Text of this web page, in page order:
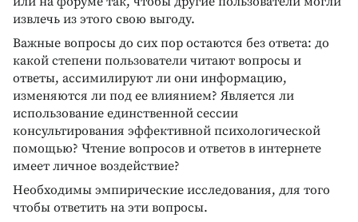
извлечь из этого свою выгоду.
Важные вопросы до сих пор остаются без ответа: до
какой степени пользователи читают вопросы и
ответы, ассимилируют ли они информацию,
изменяются ли под ее влиянием? Является ли
использование единственной сессии
консультирования эффективной психологической
помощью? Чтение вопросов и ответов в интернете
имеет личное воздействие?
Необходимы эмпирические исследования, для того
чтобы ответить на эти вопросы.